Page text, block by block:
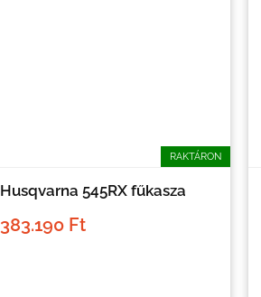
RAKTÁRON
Husqvarna 545RX fűkasza
383.190 Ft